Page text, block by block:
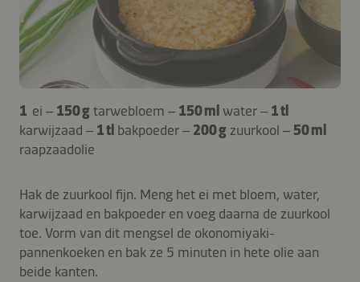
1 ei – 150 gtarwebloem – 150 ml water – 1 tl
karwijzaad – 1 tl bakpoeder – 200 g zuurkool – 50 ml
raapzaadolie
Hak de zuurkool fijn. Meng het ei met bloem, water,
karwijzaad en bakpoeder en voeg daarna de zuurkool
toe. Vorm van dit mengsel de okonomiyaki-
pannenkoeken en bak ze 5 minuten in hete olie aan
beide kanten.